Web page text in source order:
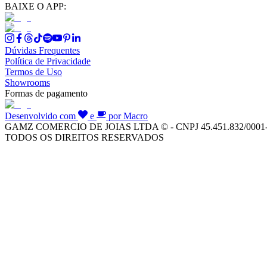
BAIXE O APP:
Dúvidas Frequentes
Política de Privacidade
Termos de Uso
Showrooms
Formas de pagamento
Desenvolvido com e
por Macro
GAMZ COMERCIO DE JOIAS LTDA © - CNPJ 45.451.832/
TODOS OS DIREITOS RESERVADOS